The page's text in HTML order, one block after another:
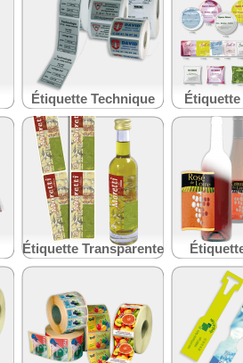
Étiquette Technique
Étiquette Transparente